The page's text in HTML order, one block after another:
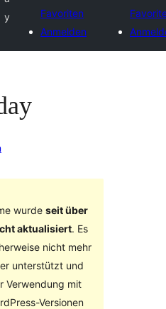
y
Favoriten
Anmelden
wurde seit über
aktualisiert. Es
nicht mehr
unterstützt und
Verwendung mit
Versionen